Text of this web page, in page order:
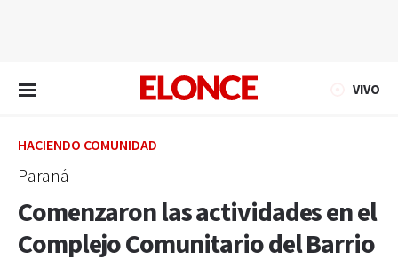
VIVO
HACIENDO COMUNIDAD
Paraná
Comenzaron las actividades en el
Complejo Comunitario del Barrio